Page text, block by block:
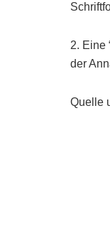
2. Eine
der
Quelle